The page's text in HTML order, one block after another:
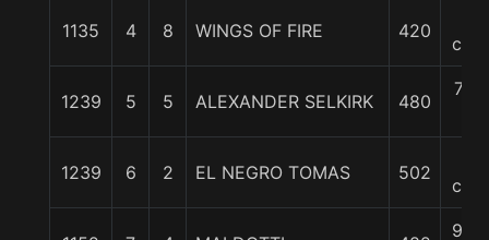
1135 4 8 WINGS OF FIRE 420
1239 5 5 ALEXANDER SELKIRK 480
7 1/
1239 6 2 EL NEGRO TOMAS 502
9 3/